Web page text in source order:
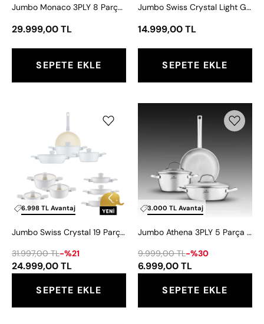
Jumbo Monaco 3PLY 8 Parça İndüksiyon Tabanlı Tencere Seti
29.999,00 TL
SEPETE EKLE
-
Tencere
Seti
Jumbo Swiss Crystal Light Grey 7 Parça Tencere Seti - New Assos Midi Tencere Seti Hediyeli
14.999,00 TL
SEPETE EKLE
6.998 TL Avantaj
Crystal
19
Parça
Light
Grey
Çeyiz
Seti
Jumbo Swiss Crystal 19 Parça Light Grey Çeyiz Tencere Seti
31.997,00 TL-%21
24.999,00 TL
SEPETE EKLE
3.000 TL Avantaj
Athena
5
Parça
İndüksiyon
Tabanlı
Çelik
Seti
Jumbo Athena 3PLY 5 Parça İndüksiyon Tabanlı Çelik Tencere Seti
9.999,00 TL-%30
6.999,00 TL
SEPETE EKLE